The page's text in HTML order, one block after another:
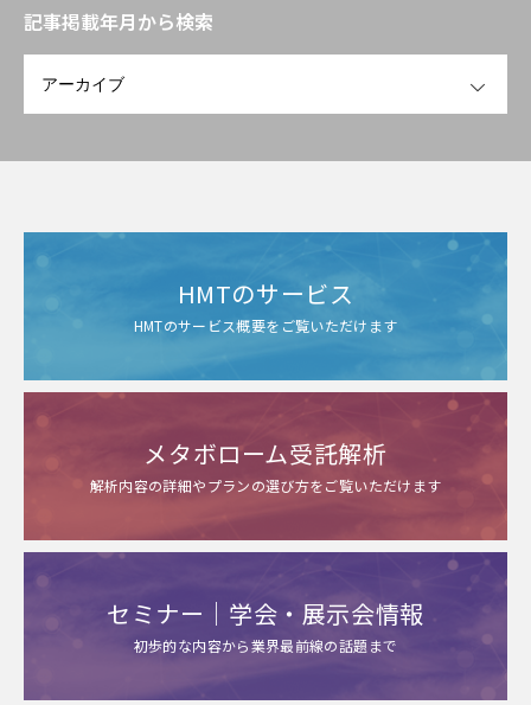
記事掲載年月から検索
OPEN
HMTのサービス
HMTのサービス概要をご覧いただけます
メタボローム受託解析
解析内容の詳細やプランの選び方をご覧いただけます
セミナー｜学会・展示会情報
初歩的な内容から業界最前線の話題まで